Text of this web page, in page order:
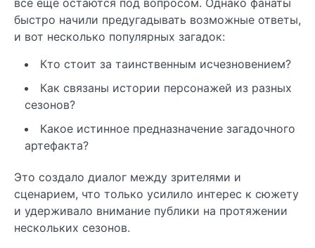
все еще остаются под вопросом. Однако фанаты
быстро начили предугадывать возможные ответы,
и вот несколько популярных загадок:
Кто стоит за таинственным исчезновением?
Как связаны истории персонажей из разных
сезонов?
Какое истинное предназначение загадочного
артефакта?
Это создало диалог между зрителями и
сценарием, что только усилило интерес к сюжету
и удерживало внимание публики на протяжении
нескольких сезонов.